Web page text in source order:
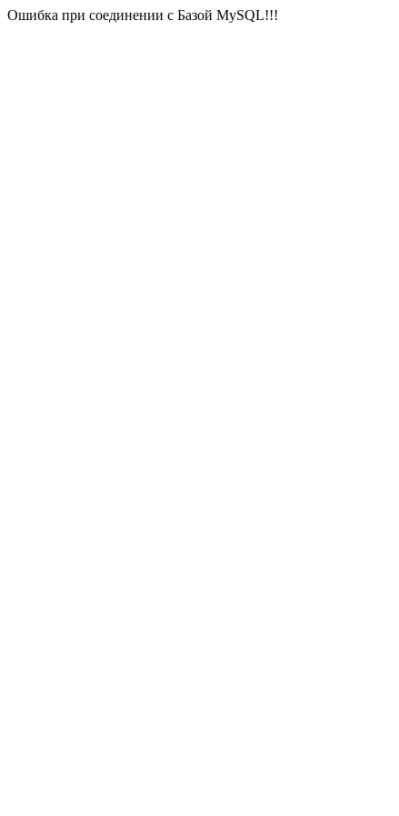
Ошибка при соединении с Базой MySQL!!!